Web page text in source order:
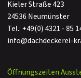
Kieler Straße 423
24536 Neumünster
Tel.: +49(0) 4321 - 85
info@dachdeckerei-
Öffnungszeiten